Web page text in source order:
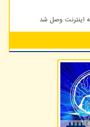
اینترنت وصل شد